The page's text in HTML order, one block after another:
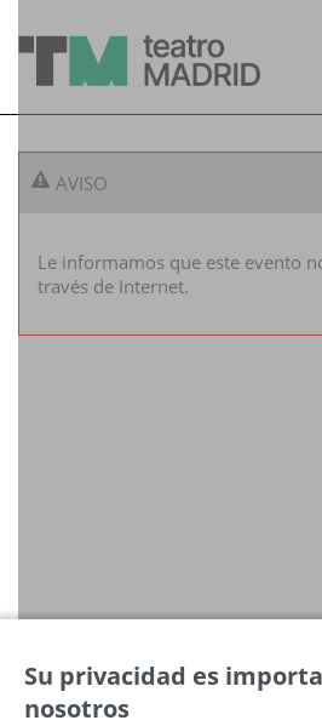
INICIO
CALENDARIO
AVISO
Le informamos que este evento
través de Internet.
Su privacidad es
nosotros